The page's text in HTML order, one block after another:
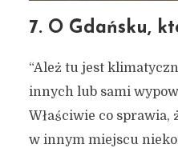
7. O Gdańsku,
“Ależ tu jest
innych lub sami
Właściwie co sprawia,
w innym miejscu